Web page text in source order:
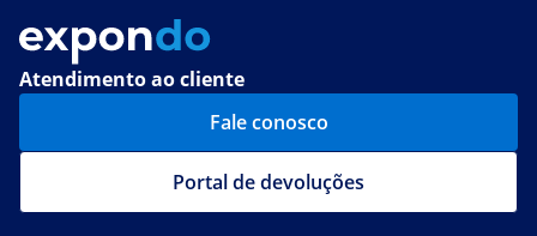
Atendimento ao cliente
Fale conosco
Portal de devoluções